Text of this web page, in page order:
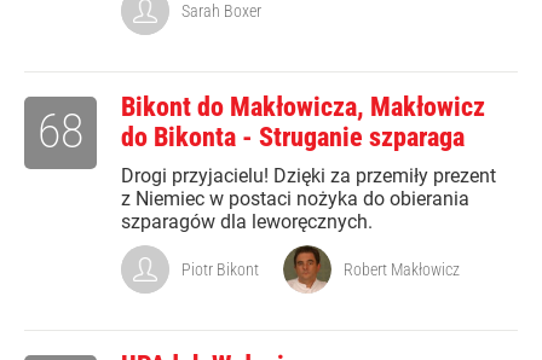
Sarah Boxer
Bikont do Makłowicza, Makłowicz
do Bikonta - Struganie szparaga
Drogi przyjacielu! Dzięki za przemiły prezent
z Niemiec w postaci nożyka do obierania
szparagów dla leworęcznych.
68
Piotr Bikont Robert Makłowicz